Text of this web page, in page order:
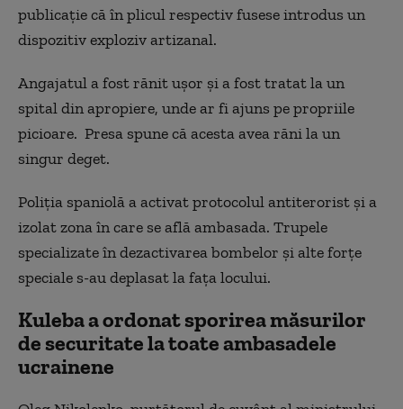
publicație că în plicul respectiv fusese introdus un
dispozitiv exploziv artizanal.
Angajatul a fost rănit ușor și a fost tratat la un
spital din apropiere, unde ar fi ajuns pe propriile
picioare. Presa spune că acesta avea răni la un
singur deget.
Poliția spaniolă a activat protocolul antiterorist și a
izolat zona în care se află ambasada. Trupele
specializate în dezactivarea bombelor și alte forțe
speciale s-au deplasat la fața locului.
Kuleba a ordonat sporirea măsurilor
de securitate la toate ambasadele
ucrainene